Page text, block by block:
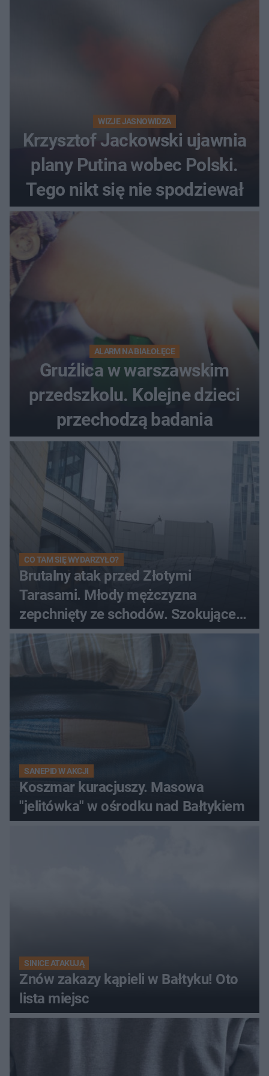
WIZJE JASNOWIDZA
Krzysztof Jackowski ujawnia
plany Putina wobec Polski.
Tego nikt się nie spodziewał
ALARM NA BIAŁOŁĘCE
Gruźlica w warszawskim
przedszkolu. Kolejne dzieci
przechodzą badania
CO TAM SIĘ WYDARZYŁO?
Brutalny atak przed Złotymi
Tarasami. Młody mężczyzna
zepchnięty ze schodów. Szokujące
nagranie krąży po sieci
SANEPID W AKCJI
Koszmar kuracjuszy. Masowa
"jelitówka" w ośrodku nad Bałtykiem
SINICE ATAKUJĄ
Znów zakazy kąpieli w Bałtyku! Oto
lista miejsc